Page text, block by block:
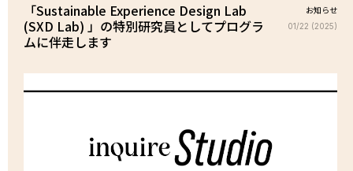
「Sustainable Experience Design Lab
(SXD Lab) 」の特別研究員としてプログラ
ムに伴走します
お知らせ
01/22 (2025)